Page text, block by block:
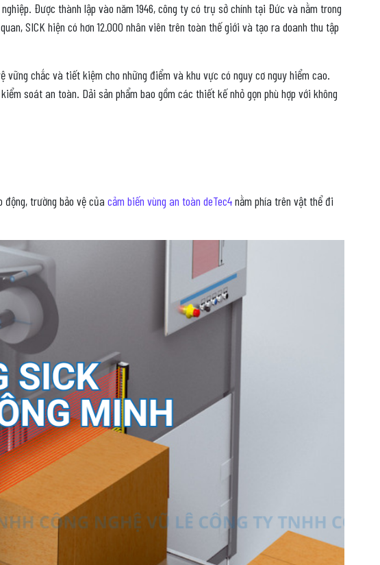
Được thành lập vào năm 1946, công ty có trụ sở chính tại Đức và nằm trong
SICK hiện có hơn 12.000 nhân viên trên toàn thế giới và tạo ra doanh thu tập
vững chắc và tiết kiệm cho những điểm và khu vực có nguy cơ nguy hiểm cao.
soát an toàn. Dải sản phẩm bao gồm các thiết kế nhỏ gọn phù hợp với không
trường bảo vệ của cảm biến vùng an toàn deTec4nằm phía trên vật thể đi